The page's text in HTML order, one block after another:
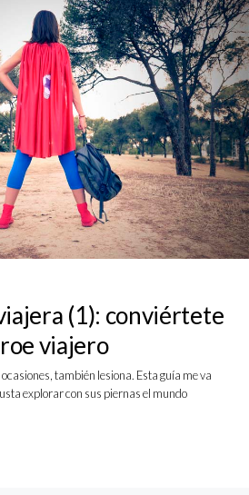
(1): conviértete
viajero
también lesiona. Esta guía me va
explorar con sus piernas el mundo